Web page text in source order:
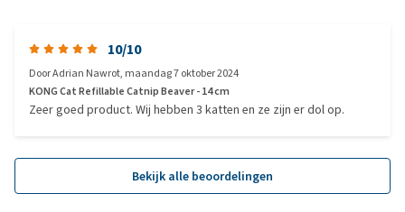
10/10
DoorAdrian Nawrot, maandag 7 oktober 2024
KONG Cat Refillable Catnip Beaver - 14 cm
Zeer goed product. Wij hebben 3 katten en ze zijn er dol op.
Bekijk alle beoordelingen